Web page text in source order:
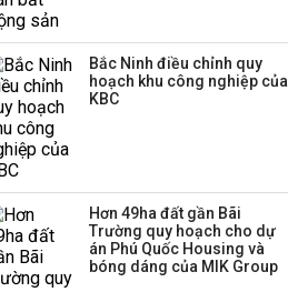
Bắc Ninh điều chỉnh quy
hoạch khu công nghiệp của
KBC
Hơn 49ha đất gần Bãi
Trường quy hoạch cho dự
án Phú Quốc Housing và
bóng dáng của MIK Group